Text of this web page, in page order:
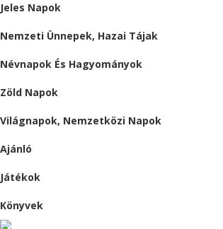
Jeles Napok
Nemzeti Ünnepek, Hazai Tájak
Névnapok És Hagyományok
Zöld Napok
Világnapok, Nemzetközi Napok
Ajánló
Játékok
Könyvek